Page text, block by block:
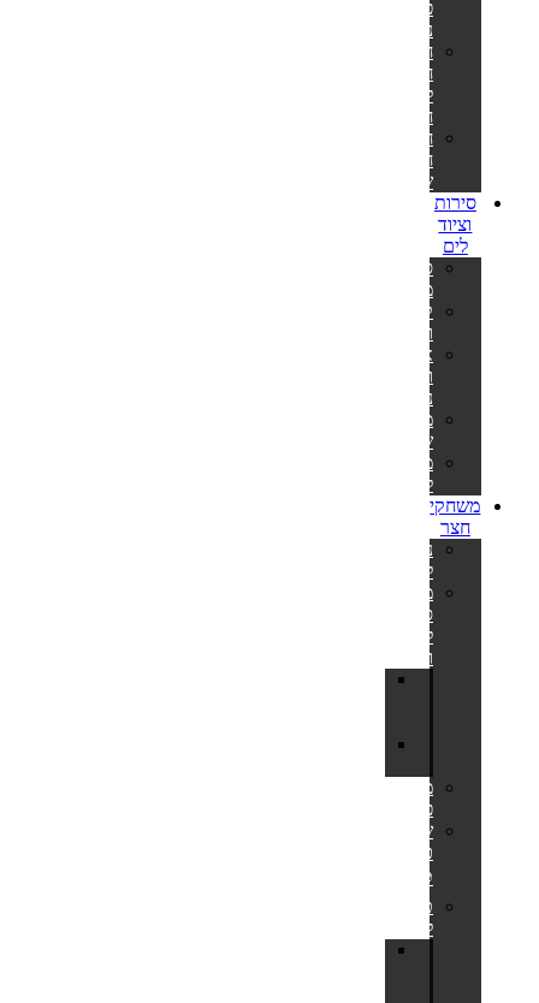
פילטר
נייר
חלקי
חילוף
למשאבות
חול
חלקי
חילוף
שונים
סירות
וציוד
לים
סירות
מתנפחות
קיאקים
וסאפים
אביזרים
וציוד
נלווה
משקפות
שחייה
מטקות
לים
משחקי
חצר
נדנדות
לחצר
מתקני
סל
לחצר
ולבריכה
משחקי
פנאי
שערי
כדורגל
⚽
טרמפולינות
לחצר